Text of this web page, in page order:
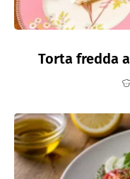
Torta fredda